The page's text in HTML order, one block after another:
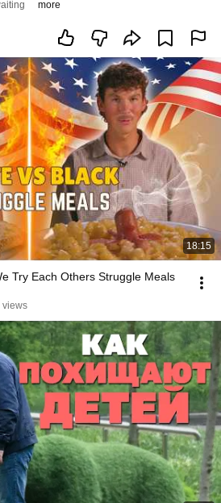
more
18:15
Try Each Others Struggle Meals
views